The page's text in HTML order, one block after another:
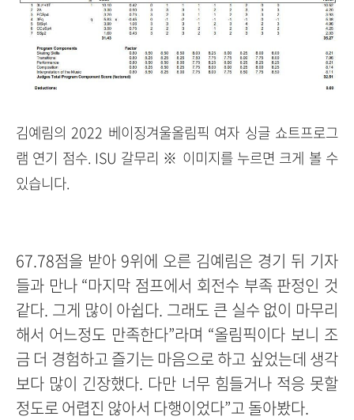
김예림의 2022 베이징겨울올림픽 여자 싱글 쇼트프로그
램 연기 점수. ISU 갈무리 ※ 이미지를 누르면 크게 볼 수
있습니다.
67.78점을 받아 9위에 오른 김예림은 경기 뒤 기자
들과 만나 “마지막 점프에서 회전수 부족 판정인 것
같다. 그게 많이 아쉽다. 그래도 큰 실수 없이 마무리
해서 어느정도 만족한다”라며 “올림픽이다 보니 조
금 더 경험하고 즐기는 마음으로 하고 싶었는데 생각
보다 많이 긴장했다. 다만 너무 힘들거나 적응 못할
정도로 어렵진 않아서 다행이었다”고 돌아봤다.